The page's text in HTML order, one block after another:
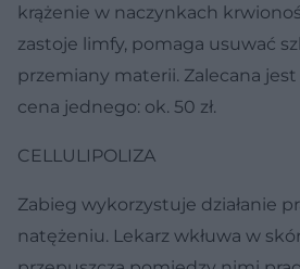
krążenie w naczynkach
zastoje limfy, pomaga usuwać
przemiany materii. Zalecana jest
cena jednego: ok. 50 zł.
CELLULIPOLIZA
Zabieg wykorzystuje działanie
natężeniu. Lekarz wkłuwa w